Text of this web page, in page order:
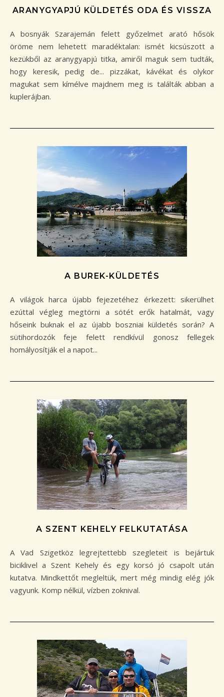
ARANYGYAPJÚ KÜLDETÉS ODA ÉS VISSZA
A bosnyák Szarajemán felett győzelmet arató hősök
öröme nem lehetett maradéktalan: ismét kicsúszott a
kezükből az aranygyapjú titka, amiről maguk sem tudták,
hogy keresik, pedig de... pizzákat, kávékat és olykor
magukat sem kímélve majdnem meg is találták abban a
kuplerájban.
A BUREK-KÜLDETÉS
A világok harca újabb fejezetéhez érkezett: sikerülhet
ezúttal végleg megtörni a sötét erők hatalmát, vagy
hőseink buknak el az újabb boszniai küldetés során? A
sütihordozók feje felett rendkívül gonosz fellegek
homályosítják el a napot...
A SZENT KEHELY FELKUTATÁSA
A Vad Szigetköz legrejtettebb szegleteit is bejártuk
biciklivel a Szent Kehely és egy korsó jó csapolt után
kutatva. Mindkettőt megleltük, mert még mindig elég jók
vagyunk. Komp nélkül, vízben zoknival.